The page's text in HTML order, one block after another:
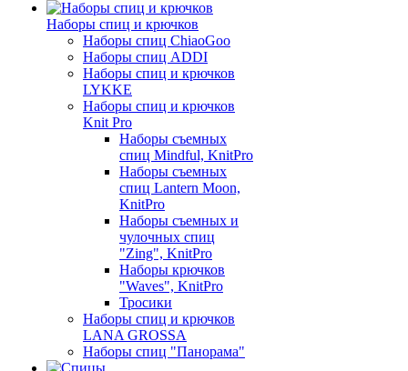
Наборы спиц и крючков
Наборы спиц ChiaoGoo
Наборы спиц ADDI
Наборы спиц и крючков
LYKKE
Наборы спиц и крючков
Knit Pro
Наборы съемных
спиц Mindful, KnitPro
Наборы съемных
спиц Lantern Moon,
KnitPro
Наборы съемных и
чулочных спиц
"Zing", KnitPro
Наборы крючков
"Waves", KnitPro
Тросики
Наборы спиц и крючков
LANA GROSSA
Наборы спиц "Панорама"